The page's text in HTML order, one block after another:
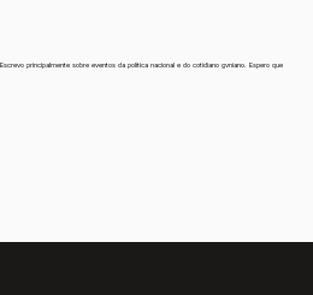
principalmente sobre eventos da política nacional e do cotidiano gvniano. Espero que